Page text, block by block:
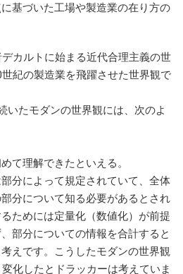
基づいた工場や製造業の在り方の
カルトに始まる近代合理主義の世
紀の製造業を飛躍させた世界観で
たモダンの世界観には、次のよ
て理解できたといえる。
分によって規定されていて、全体
分について知る必要があるとされ
ためには定量化（数値化）が前提
部分についての情報を合計すると
えです。こうしたモダンの世界観
化したとドラッカーは考えていま